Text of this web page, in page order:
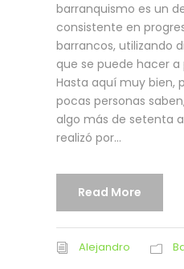
barranquismo es un
consistente en
barrancos, utilizando
que se puede hacer a
Hasta aquí muy bien,
pocas personas
algo más de setenta
realizó por...
Read More
Alejandro